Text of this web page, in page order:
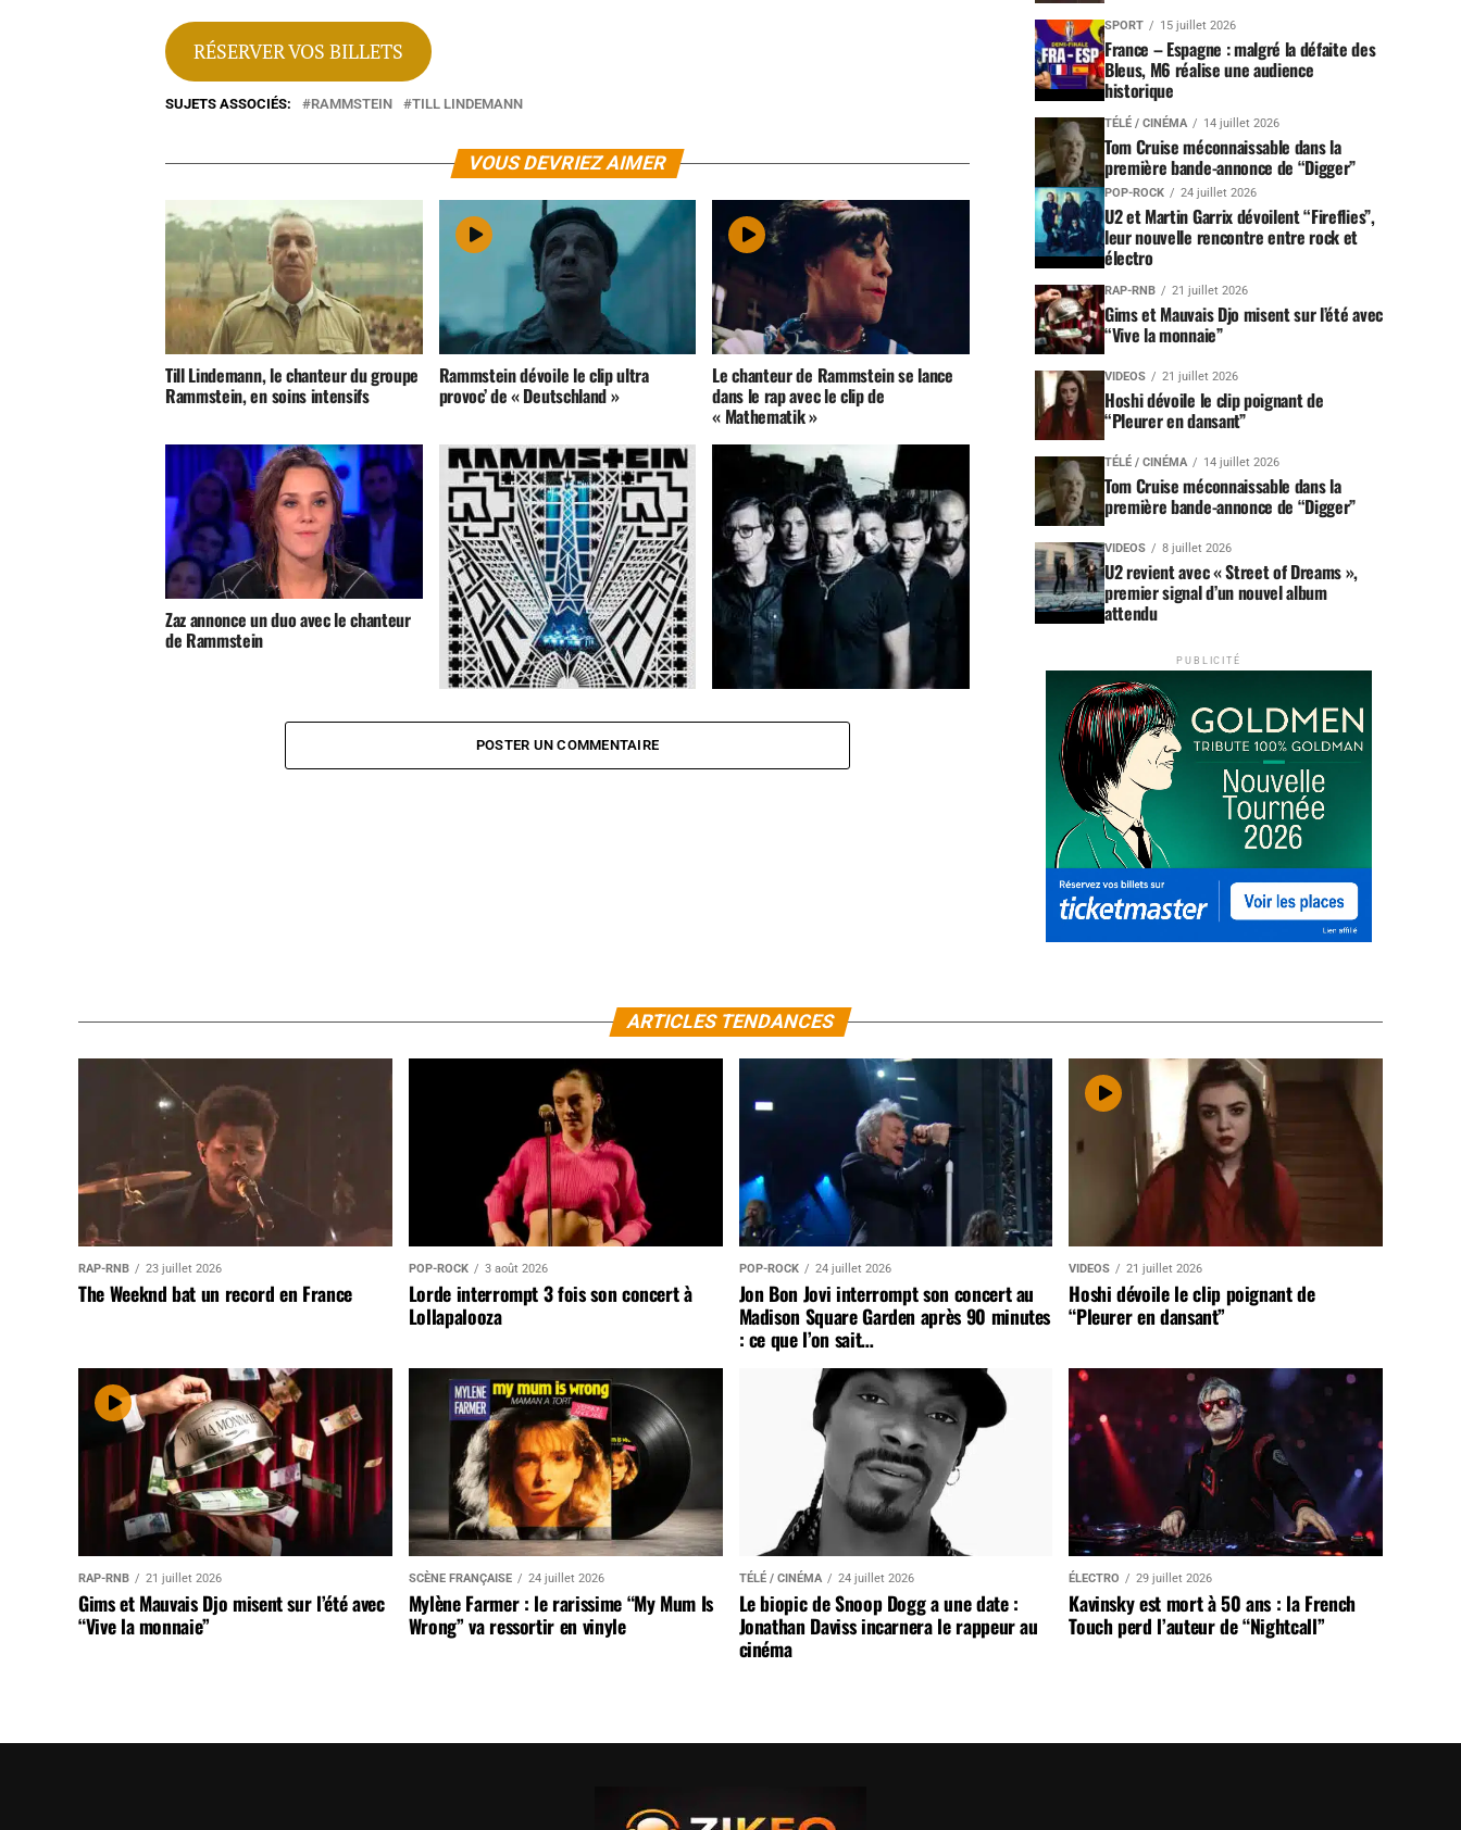
RÉSERVER VOS BILLETS
SUJETS ASSOCIÉS: RAMMSTEIN TILL LINDEMANN
VOUS DEVRIEZ AIMER
Till Lindemann, le chanteur du groupe
Rammstein, en soins intensifs
Rammstein dévoile le clip ultra
provoc’ de « Deutschland »
Le chanteur de Rammstein se lance
dans le rap avec le clip de
« Mathematik »
Zaz annonce un duo avec le chanteur
de Rammstein
POSTER UN COMMENTAIRE
SPORT 15 juillet 2026
France – Espagne : malgré la défaite des
Bleus, M6 réalise une audience
historique
TÉLÉ / CINÉMA 14 juillet 2026
Tom Cruise méconnaissable dans la
première bande-annonce de “Digger”
POP-ROCK 24 juillet 2026
U2 et Martin Garrix dévoilent “Fireflies”,
leur nouvelle rencontre entre rock et
électro
RAP-RNB 21 juillet 2026
Gims et Mauvais Djo misent sur l’été avec
“Vive la monnaie”
VIDEOS 21 juillet 2026
Hoshi dévoile le clip poignant de
“Pleurer en dansant”
TÉLÉ / CINÉMA 14 juillet 2026
Tom Cruise méconnaissable dans la
première bande-annonce de “Digger”
VIDEOS 8 juillet 2026
U2 revient avec « Street of Dreams »,
premier signal d’un nouvel album
attendu
PUBLICITÉ
ARTICLES TENDANCES
RAP-RNB 23 juillet 2026
The Weeknd bat un record en France
POP-ROCK 3 août 2026
Lorde interrompt 3 fois son concert à
Lollapalooza
POP-ROCK 24 juillet 2026
Jon Bon Jovi interrompt son concert au
Madison Square Garden après 90 minutes
: ce que l’on sait…
VIDEOS 21 juillet 2026
Hoshi dévoile le clip poignant de
“Pleurer en dansant”
RAP-RNB 21 juillet 2026
Gims et Mauvais Djo misent sur l’été avec
“Vive la monnaie”
SCÈNE FRANÇAISE 24 juillet 2026
Mylène Farmer : le rarissime “My Mum Is
Wrong” va ressortir en vinyle
TÉLÉ / CINÉMA 24 juillet 2026
Le biopic de Snoop Dogg a une date :
Jonathan Daviss incarnera le rappeur au
cinéma
ÉLECTRO 29 juillet 2026
Kavinsky est mort à 50 ans : la French
Touch perd l’auteur de “Nightcall”